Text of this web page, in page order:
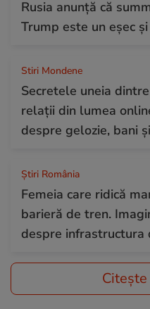
Rusia anunță că
Trump este un eșec
Stiri Mondene
Secretele uneia
relații din lumea
despre gelozie, bani
Știri România
Femeia care ridică
barieră de tren.
despre infrastructura